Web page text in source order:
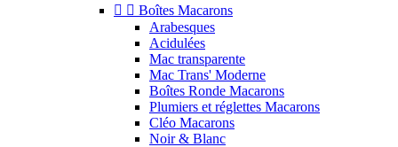
  Boîtes Macarons
Arabesques
Acidulées
Mac transparente
Mac Trans' Moderne
Boîtes Ronde Macarons
Plumiers et réglettes Macarons
Cléo Macarons
Noir & Blanc